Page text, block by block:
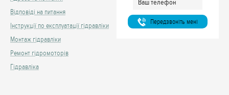
Відповіді на питання
Інструкції по експлуатації гідравліки
Монтаж гідравліки
Ремонт гідромоторів
Гідравліка
Передзвонiть менi